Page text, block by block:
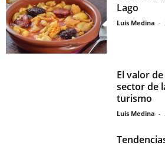
Lago
Luis Medina -
El valor
sector de
turismo
Luis Medina -